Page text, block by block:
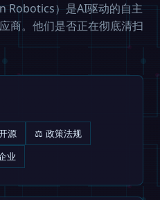
Robotics）是AI驱动的自主
商。他们是否正在彻底清扫
源 ⚖️ 政策法规
业